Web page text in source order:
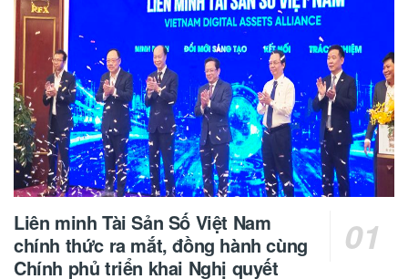
Liên minh Tài Sản Số Việt Nam
chính thức ra mắt, đồng hành cùng
Chính phủ triển khai Nghị quyết